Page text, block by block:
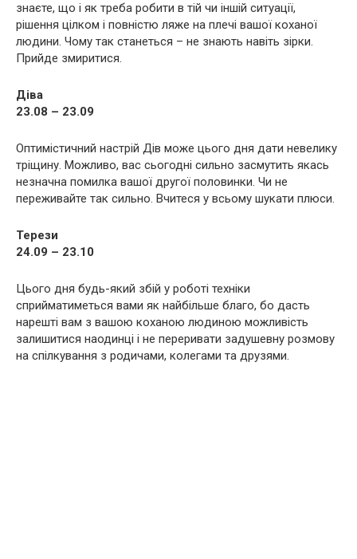
знаєте, що і як треба робити в тій чи іншій ситуації,
рішення цілком і повністю ляже на плечі вашої коханої
людини. Чому так станеться – не знають навіть зірки.
Прийде змиритися.
Діва
23.08 – 23.09
Оптимістичний настрій Дів може цього дня дати невелику
тріщину. Можливо, вас сьогодні сильно засмутить якась
незначна помилка вашої другої половинки. Чи не
переживайте так сильно. Вчитеся у всьому шукати плюси.
Терези
24.09 – 23.10
Цього дня будь-який збій у роботі техніки
сприйматиметься вами як найбільше благо, бо дасть
нарешті вам з вашою коханою людиною можливість
залишитися наодинці і не переривати задушевну розмову
на спілкування з родичами, колегами та друзями.